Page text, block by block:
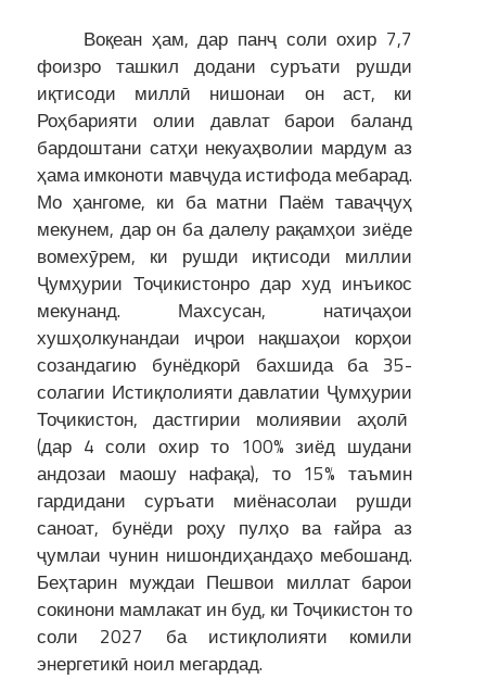
Воқеан ҳам, дар панҷ соли охир 7,7
фоизро ташкил додани суръати рушди
иқтисоди миллӣ нишонаи он аст, ки
Роҳбарияти олии давлат барои баланд
бардоштани сатҳи некуаҳволии мардум аз
ҳама имконоти мавҷуда истифода мебарад.
Мо ҳангоме, ки ба матни Паём таваҷҷуҳ
мекунем, дар он ба далелу рақамҳои зиёде
вомехӯрем, ки рушди иқтисоди миллии
Ҷумҳурии Тоҷикистонро дар худ инъикос
мекунанд. Махсусан, натиҷаҳои
хушҳолкунандаи иҷрои нақшаҳои корҳои
созандагию бунёдкорӣ бахшида ба 35-
солагии Истиқлолияти давлатии Ҷумҳурии
Тоҷикистон, дастгирии молиявии аҳолӣ
(дар 4 соли охир то 100% зиёд шудани
андозаи маошу нафақа), то 15% таъмин
гардидани суръати миёнасолаи рушди
саноат, бунёди роҳу пулҳо ва ғайра аз
ҷумлаи чунин нишондиҳандаҳо мебошанд.
Беҳтарин муждаи Пешвои миллат барои
сокинони мамлакат ин буд, ки Тоҷикистон то
соли 2027 ба истиқлолияти комили
энергетикӣ ноил мегардад.